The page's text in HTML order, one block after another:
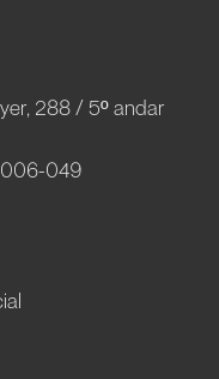
288 / 5º andar
049